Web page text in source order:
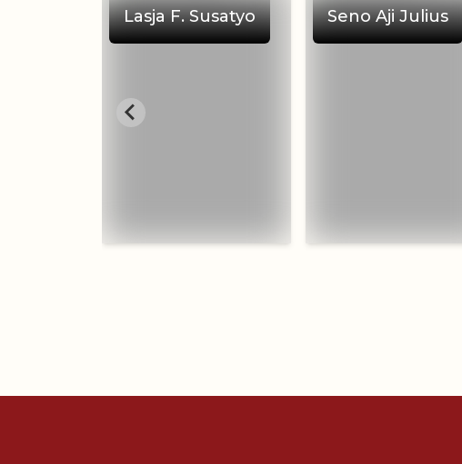
Lasja F. Susatyo Seno Aji Julius